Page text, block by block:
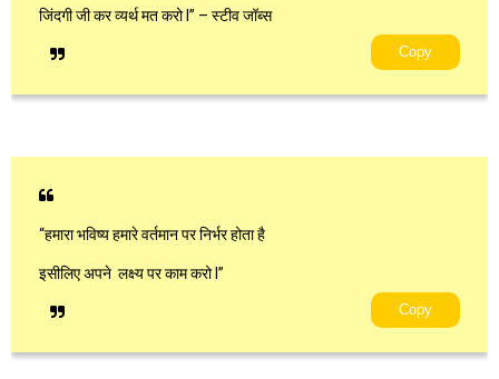
जिंदगी जी कर व्यर्थ मत करो l” – स्टीव जॉब्स
Copy
“हमारा भविष्य हमारे वर्तमान पर निर्भर होता है
इसीलिए अपने लक्ष्य पर काम करो l”
Copy